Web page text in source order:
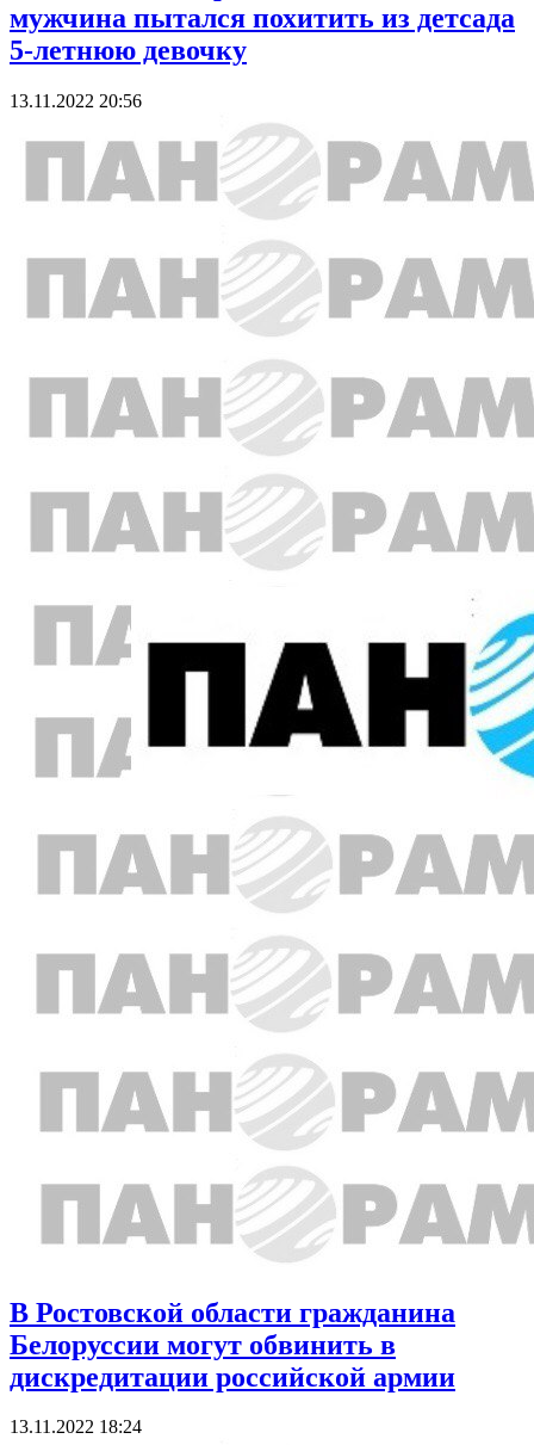
мужчина пытался похитить из детсада
5-летнюю девочку
13.11.2022 20:56
В Ростовской области гражданина
Белоруссии могут обвинить в
дискредитации российской армии
13.11.2022 18:24